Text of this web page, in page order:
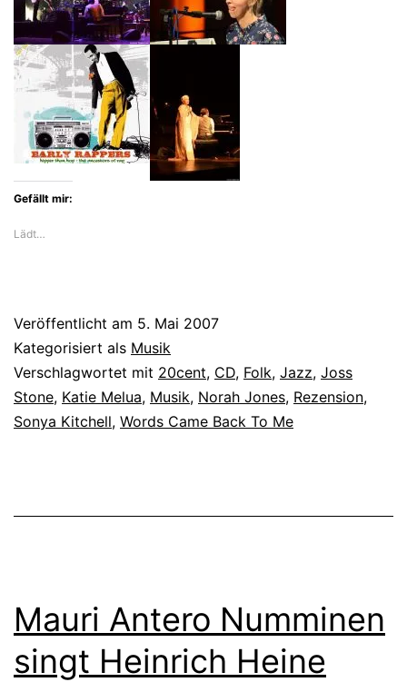
Gefällt mir:
Lädt…
Veröffentlicht am 5. Mai 2007
Kategorisiert als Musik
Verschlagwortet mit 20cent, CD, Folk, Jazz, Joss
Stone, Katie Melua, Musik, Norah Jones, Rezension,
Sonya Kitchell, Words Came Back To Me
Mauri Antero Numminen
singt Heinrich Heine